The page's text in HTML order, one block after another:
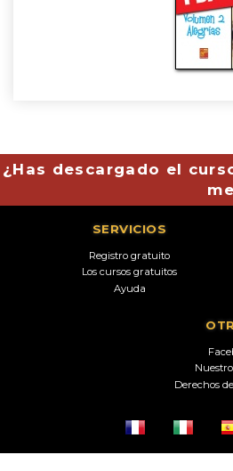
¿Has descargado el
SERVICIOS
Registro gratuito
Los cursos gratuitos
Ayuda
Derechos